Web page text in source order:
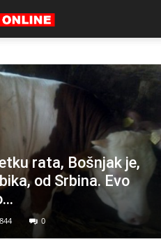
rata, Bošnjak je,
od Srbina. Evo
0